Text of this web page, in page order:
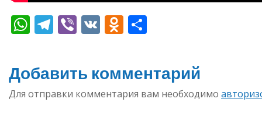
WhatsApp
Telegram
Viber
VK Odnoklassniki
Добавить комментарий
Для отправки комментария вам необходимо